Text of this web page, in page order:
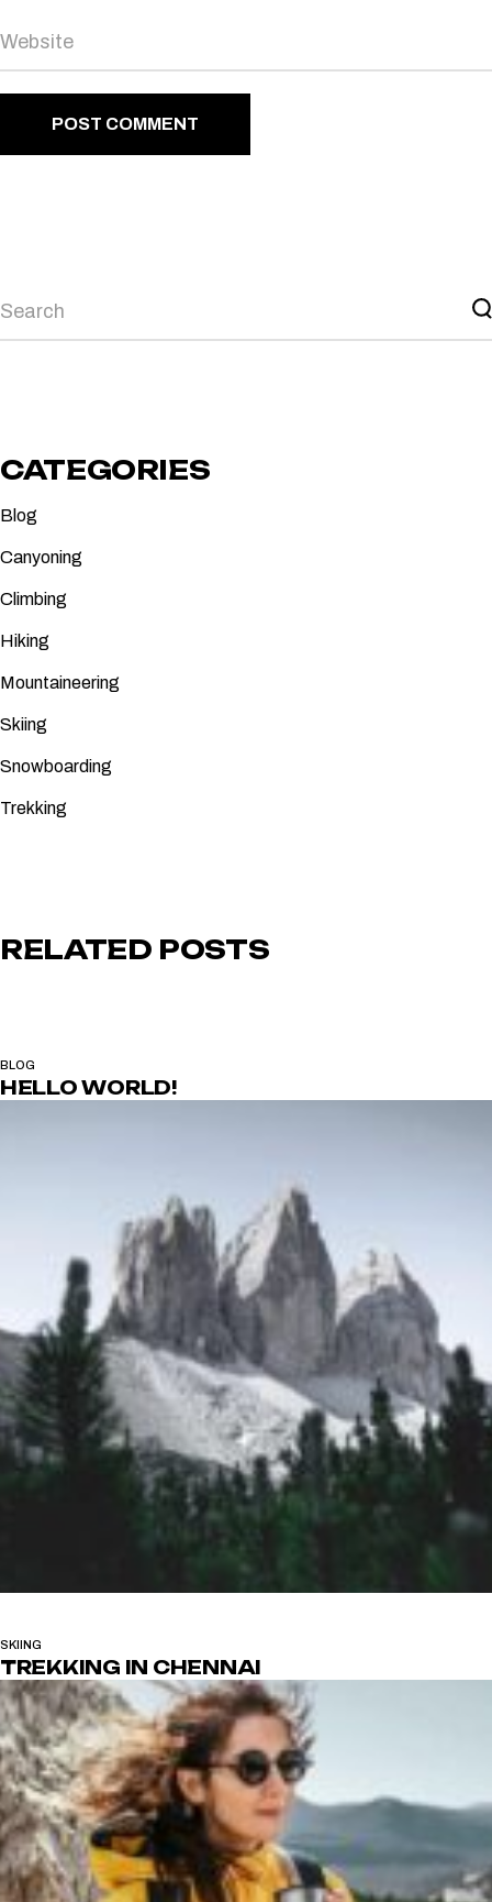
POST COMMENT
Search
CATEGORIES
Blog
Canyoning
Climbing
Hiking
Mountaineering
Skiing
Snowboarding
Trekking
RELATED POSTS
BLOG
HELLO WORLD!
SKIING
TREKKING IN CHENNAI